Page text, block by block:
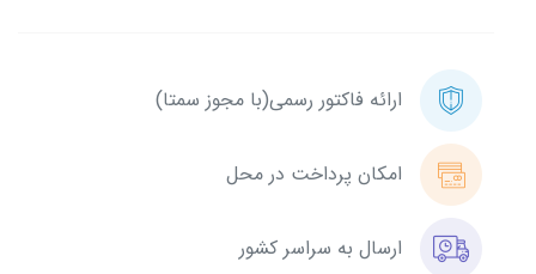
ارائه فاکتور رسمی(با مجوز سمتا)
امکان پرداخت در محل
ارسال به سراسر کشور